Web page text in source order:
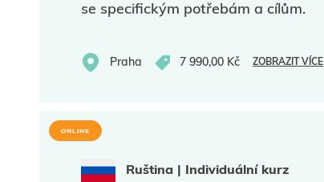
se specifickým potřebám a cílům.
Praha 7 990,00 Kč ZOBRAZIT VÍCE
ONLINE
Ruština | Individuální kurz